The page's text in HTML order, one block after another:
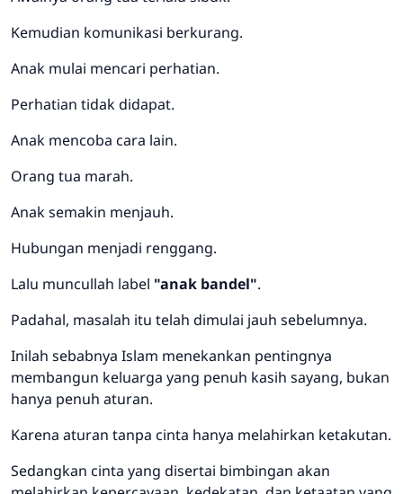
Kemudian komunikasi berkurang.
Anak mulai mencari perhatian.
Perhatian tidak didapat.
Anak mencoba cara lain.
Orang tua marah.
Anak semakin menjauh.
Hubungan menjadi renggang.
Lalu muncullah label "anak bandel".
Padahal, masalah itu telah dimulai jauh sebelumnya.
Inilah sebabnya Islam menekankan pentingnya
membangun keluarga yang penuh kasih sayang, bukan
hanya penuh aturan.
Karena aturan tanpa cinta hanya melahirkan ketakutan.
Sedangkan cinta yang disertai bimbingan akan